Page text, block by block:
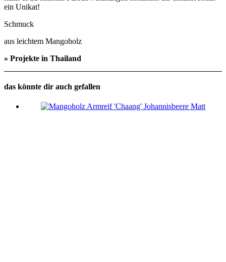
ein Unikat!
Schmuck
aus leichtem Mangoholz
» Projekte in Thailand
das könnte dir auch gefallen